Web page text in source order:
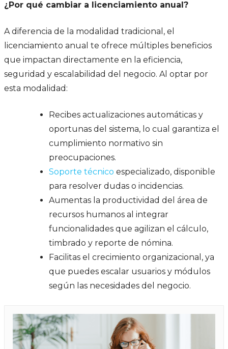
¿Por qué cambiar a licenciamiento anual?
A diferencia de la modalidad tradicional, el
licenciamiento anual te ofrece múltiples beneficios
que impactan directamente en la eficiencia,
seguridad y escalabilidad del negocio. Al optar por
esta modalidad:
Recibes actualizaciones automáticas y
oportunas del sistema, lo cual garantiza el
cumplimiento normativo sin
preocupaciones.
Soporte técnico especializado, disponible
para resolver dudas o incidencias.
Aumentas la productividad del área de
recursos humanos al integrar
funcionalidades que agilizan el cálculo,
timbrado y reporte de nómina.
Facilitas el crecimiento organizacional, ya
que puedes escalar usuarios y módulos
según las necesidades del negocio.